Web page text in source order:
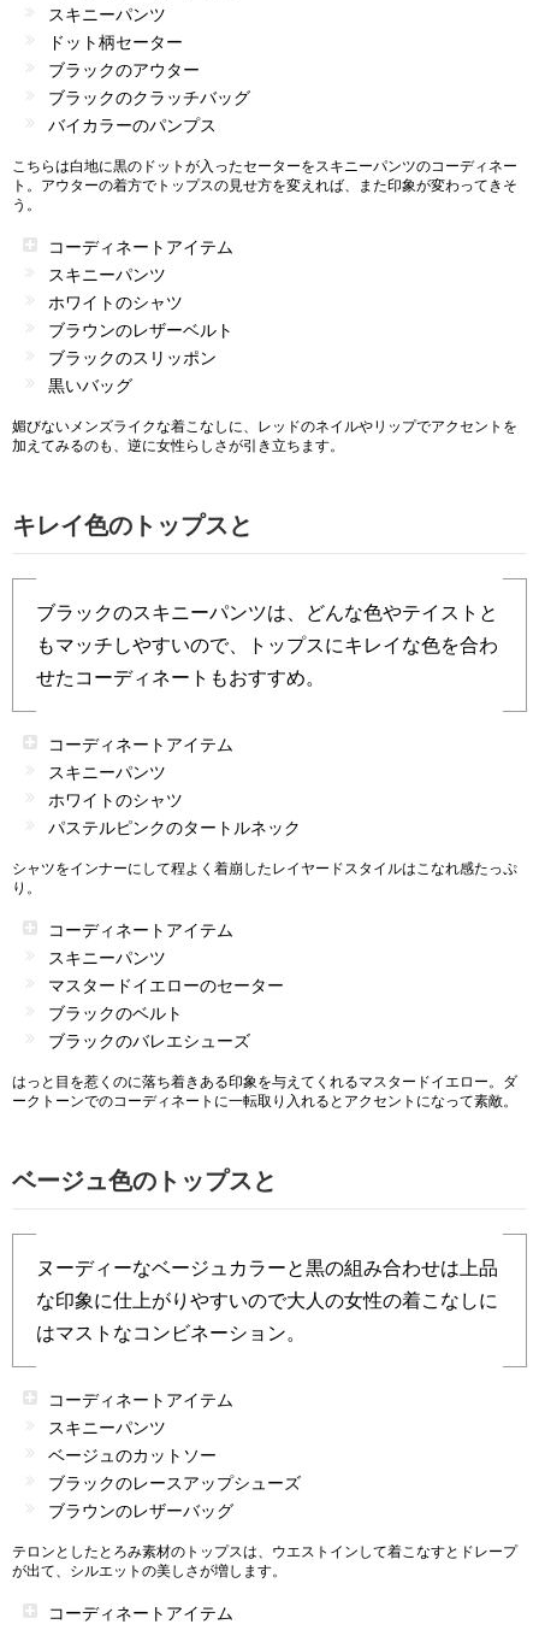
スキニーパンツ
ドット柄セーター
ブラックのアウター
ブラックのクラッチバッグ
バイカラーのパンプス
こちらは白地に黒のドットが入ったセーターをスキニーパンツのコーディネー
ト。アウターの着方でトップスの見せ方を変えれば、また印象が変わってきそ
う。
コーディネートアイテム
スキニーパンツ
ホワイトのシャツ
ブラウンのレザーベルト
ブラックのスリッポン
黒いバッグ
媚びないメンズライクな着こなしに、レッドのネイルやリップでアクセントを
加えてみるのも、逆に女性らしさが引き立ちます。
キレイ色のトップスと
ブラックのスキニーパンツは、どんな色やテイストと
もマッチしやすいので、トップスにキレイな色を合わ
せたコーディネートもおすすめ。
コーディネートアイテム
スキニーパンツ
ホワイトのシャツ
パステルピンクのタートルネック
シャツをインナーにして程よく着崩したレイヤードスタイルはこなれ感たっぷ
り。
コーディネートアイテム
スキニーパンツ
マスタードイエローのセーター
ブラックのベルト
ブラックのバレエシューズ
はっと目を惹くのに落ち着きある印象を与えてくれるマスタードイエロー。ダ
ークトーンでのコーディネートに一転取り入れるとアクセントになって素敵。
ベージュ色のトップスと
ヌーディーなベージュカラーと黒の組み合わせは上品
な印象に仕上がりやすいので大人の女性の着こなしに
はマストなコンビネーション。
コーディネートアイテム
スキニーパンツ
ベージュのカットソー
ブラックのレースアップシューズ
ブラウンのレザーバッグ
テロンとしたとろみ素材のトップスは、ウエストインして着こなすとドレープ
が出て、シルエットの美しさが増します。
コーディネートアイテム